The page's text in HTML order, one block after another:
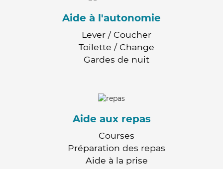
Aide à l'autonomie
Lever / Coucher
Toilette / Change
Gardes de nuit
Aide aux repas
Courses
Préparation des repas
Aide à la prise